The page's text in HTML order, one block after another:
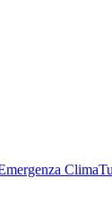
Clima